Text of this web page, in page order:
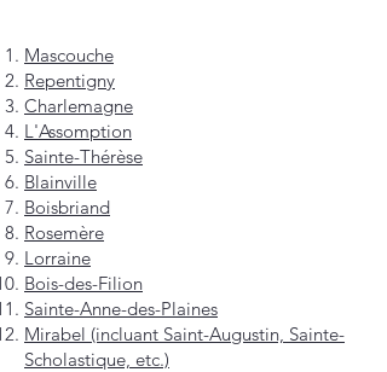
Mascouche
Repentigny
Charlemagne
L'Assomption
Sainte-Thérèse
Blainville
Boisbriand
Rosemère
Lorraine
Bois-des-Filion
Sainte-Anne-des-Plaines
Mirabel (incluant Saint-Augustin, Sainte-
Scholastique, etc.)